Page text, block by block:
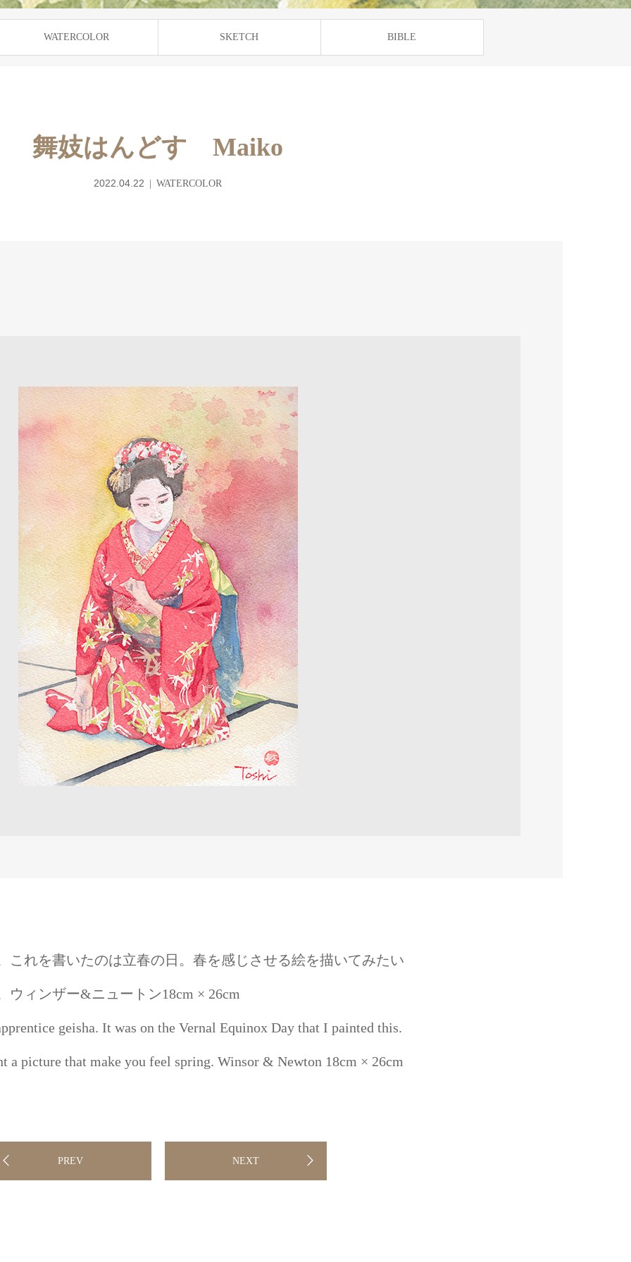
WATERCOLOR SKETCH BIBLE
舞妓はんどす Maiko
2022.04.22 WATERCOLOR
これを書いたのは立春の日。春を感じさせる絵を描いてみたい
ウィンザー&ニュートン18cm × 26cm
geisha. It was on the Vernal Equinox Day that I painted this.
a picture that make you feel spring. Winsor & Newton 18cm × 26cm
PREV NEXT